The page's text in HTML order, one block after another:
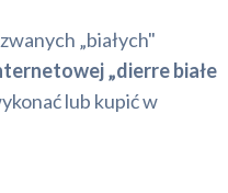
„białych"
„dierre białe
lub kupić w